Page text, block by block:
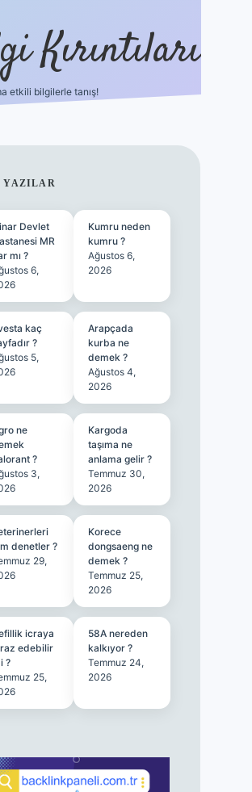
Kırıntıları
etkili bilgilerle tanış!
YAZILAR
Devlet
MR
mı ?
6,
Kumru neden
kumru ?
Ağustos 6,
2026
kaç
?
5,
Arapçada
kurba ne
demek ?
Ağustos 4,
2026
ne
?
3,
Kargoda
taşıma ne
anlama gelir ?
Temmuz 30,
2026
denetler ?
29,
Korece
dongsaeng ne
demek ?
Temmuz 25,
2026
icraya
edebilir
?
25,
58A nereden
kalkıyor ?
Temmuz 24,
2026
ilbet